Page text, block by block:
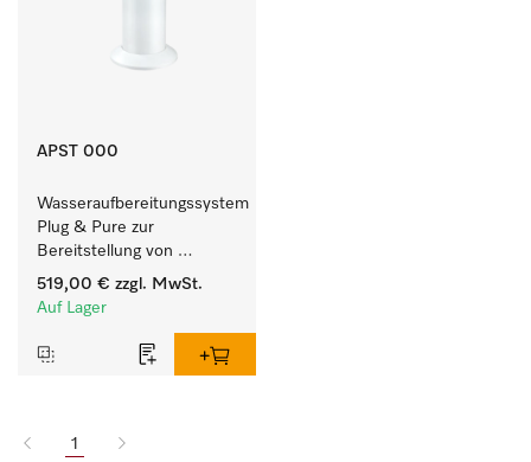
APST 000
Wasseraufbereitungssystem
Plug & Pure zur
Bereitstellung von
vollentsalztem Wasser.
519,00 € zzgl. MwSt.
Auf Lager
1